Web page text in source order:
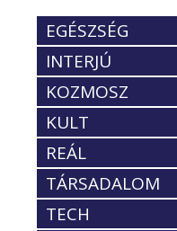
EGÉSZSÉG
INTERJÚ
KOZMOSZ
KULT
REÁL
TÁRSADALOM
TECH